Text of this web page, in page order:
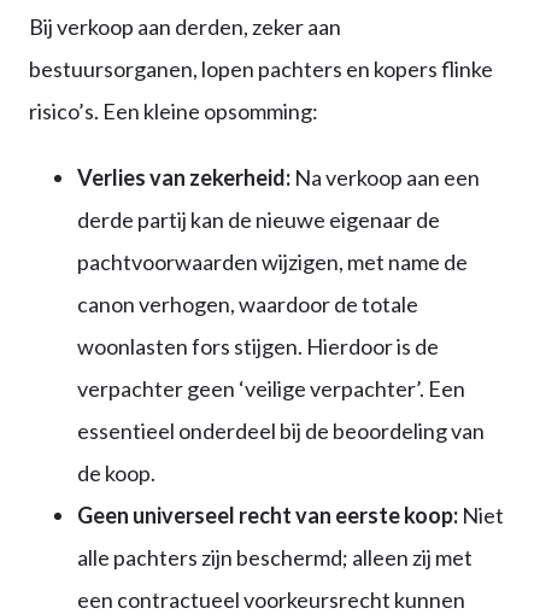
Bij verkoop aan derden, zeker aan
bestuursorganen, lopen pachters en kopers flinke
risico’s. Een kleine opsomming:
Verlies van zekerheid: Na verkoop aan een
derde partij kan de nieuwe eigenaar de
pachtvoorwaarden wijzigen, met name de
canon verhogen, waardoor de totale
woonlasten fors stijgen. Hierdoor is de
verpachter geen ‘veilige verpachter’. Een
essentieel onderdeel bij de beoordeling van
de koop.
Geen universeel recht van eerste koop: Niet
alle pachters zijn beschermd; alleen zij met
een contractueel voorkeursrecht kunnen